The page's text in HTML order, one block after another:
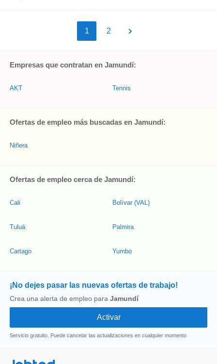
1 2
Empresas que contratan en Jamundí:
AKT Tennis
Ofertas de empleo más buscadas en Jamundí:
Niñera
Ofertas de empleo cerca de Jamundí:
Cali
Tuluá
Cartago
Bolívar (VAL)
Palmira
Yumbo
¡No dejes pasar las nuevas ofertas de trabajo!
Crea una alerta de empleo para Jamundí
Servicio gratuito. Puede cancelar las actualizaciones en cualquier momento